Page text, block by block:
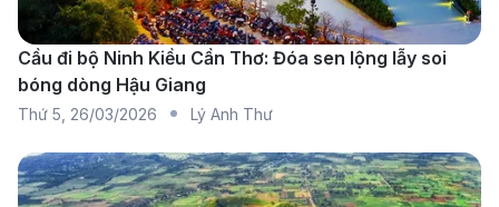
những khoảnh khắc đáng nhớ.
Thông tin các hãng hàng không
khai thác chuyến bay đi Brunei
Cầu đi bộ Ninh Kiều Cần Thơ: Đóa sen lộng lẫy soi
bóng dòng Hậu Giang
Thứ 5 26/03/2026 Lý Anh Thư